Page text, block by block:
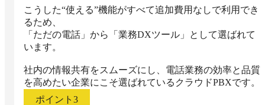
こうした“使える”機能がすべて追加費用なしで利用でき
るため、
「ただの電話」から「業務DXツール」として選ばれて
います。
社内の情報共有をスムーズにし、電話業務の効率と品質
を高めたい企業にこそ選ばれているクラウドPBXです。
ポイント 3